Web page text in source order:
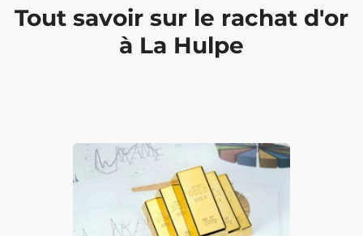
Tout savoir sur le rachat d'or
à La Hulpe